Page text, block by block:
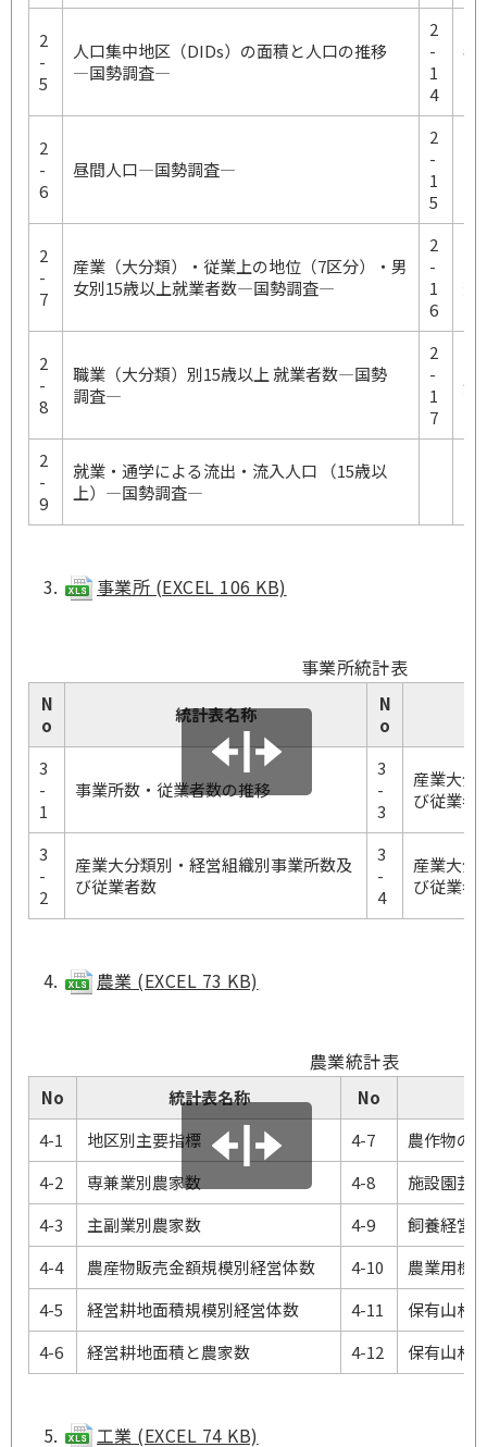
2
-
5
人口集中地区（DIDs）の面積と人口の推移
―国勢調査―
2
-
1
4
年
2
-
6
昼間人口―国勢調査―
2
-
1
5
2
-
7
産業（大分類）・従業上の地位（7区分）・男
女別15歳以上就業者数―国勢調査―
2
-
1
6
2
-
8
職業（大分類）別15歳以上 就業者数―国勢
調査―
2
-
1
7
外
2
-
9
就業・通学による流出・流入人口 （15歳以
上）―国勢調査―
事業所 (EXCEL 106 KB)
事業所統計表
N
o
統計表名称
N
o
3
-
1
事業所数・従業者数の推移
3
-
3
産業大分
び従業者
3
-
2
産業大分類別・経営組織別事業所数及
び従業者数
3
-
4
産業大分
び従業者
農業 (EXCEL 73 KB)
農業統計表
No 統計表名称
No
4-1
地区別主要指標 4-7
農作物の
4-2
専兼業別農家数 4-8
施設園芸
4-3
主副業別農家数 4-9
飼養経営
4-4
農産物販売金額規模別経営体数 4-10
農業用機
4-5
経営耕地面積規模別経営体数 4-11
保有山林
4-6
経営耕地面積と農家数 4-12 保有山林
工業 (EXCEL 74 KB)